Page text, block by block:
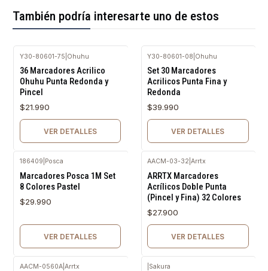
También podría interesarte uno de estos
Y30-80601-75 Ohuhu
36 Marcadores Acrilico
Ohuhu Punta Redonda y
Pincel
$21.990
VER DETALLES
Y30-80601-08 Ohuhu
Set 30 Marcadores
Acrilicos Punta Fina y
Redonda
$39.990
VER DETALLES
186409 Posca
Marcadores Posca 1M Set
8 Colores Pastel
$29.990
VER DETALLES
AACM-03-32 Arrtx
ARRTX Marcadores
Acrílicos Doble Punta
(Pincel y Fina) 32 Colores
$27.900
VER DETALLES
AACM-0560A| Arrtx Sakura